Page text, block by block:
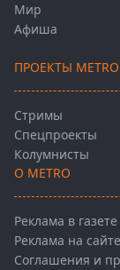
Мир
Афиша
ПРОЕКТЫ METRO
Стримы
Спецпроекты
Колумнисты
О METRO
Реклама в
Реклама на
Соглашения и